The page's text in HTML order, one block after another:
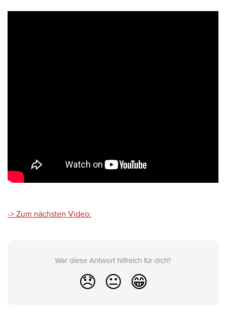
-> Zum nächsten Video:
War diese Antwort hilfreich für dich?
😞 😐 😁